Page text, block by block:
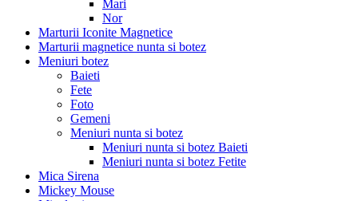
Mari
Nor
Marturii Iconite Magnetice
Marturii magnetice nunta si botez
Meniuri botez
Baieti
Fete
Foto
Gemeni
Meniuri nunta si botez
Meniuri nunta si botez Baieti
Meniuri nunta si botez Fetite
Mica Sirena
Mickey Mouse